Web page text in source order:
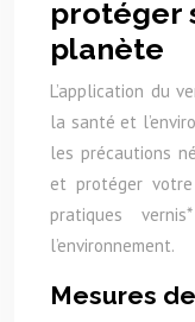
protéger
planète
L’application du
la santé et
les précautions
et protéger
pratiques
l’environnement.
Mesures